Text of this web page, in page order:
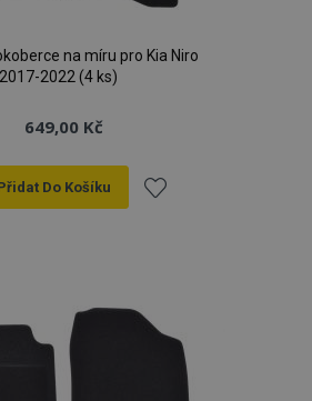
na míru pro Kia Niro
2017-2022 (4 ks)
649,00 Kč
Do Košíku
oblíbeným